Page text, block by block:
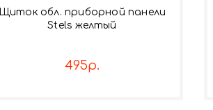
Щиток обл. приборной панели
Stels желтый
495р.